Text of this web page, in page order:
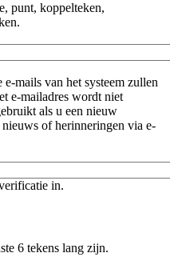
punt, koppelteken,
mails van het systeem zullen
e-mailadres wordt niet
als u een nieuw
of herinneringen via e-
in.
6 tekens lang zijn.